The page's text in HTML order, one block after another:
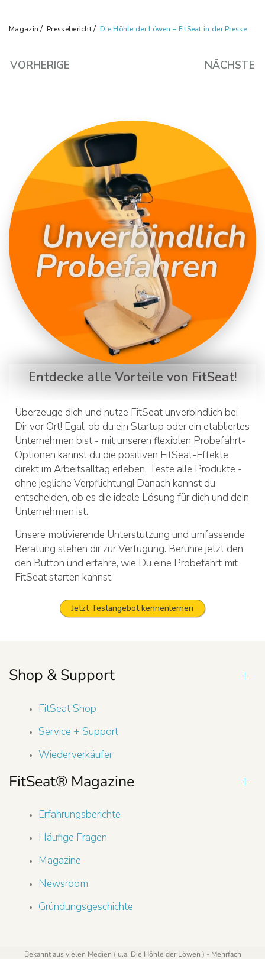
Magazin Pressebericht Die Höhle der Löwen – FitSeat in der Presse
VORHERIGE NÄCHSTE
Entdecke alle Vorteile von FitSeat!
Überzeuge dich und nutze FitSeat unverbindlich bei
Dir vor Ort! Egal, ob du ein Startup oder ein etabliertes
Unternehmen bist - mit unseren flexiblen Probefahrt-
Optionen kannst du die positiven FitSeat-Effekte
direkt im Arbeitsalltag erleben. Teste alle Produkte -
ohne jegliche Verpflichtung! Danach kannst du
entscheiden, ob es die ideale Lösung für dich und dein
Unternehmen ist.
Unsere motivierende Unterstützung und umfassende
Beratung stehen dir zur Verfügung. Berühre jetzt den
den Button und erfahre, wie Du eine Probefahrt mit
FitSeat starten kannst.
Jetzt Testangebot kennenlernen
Shop & Support
FitSeat Shop
Service + Support
Wiederverkäufer
FitSeat® Magazine
Erfahrungsberichte
Häufige Fragen
Magazine
Newsroom
Gründungsgeschichte
Bekannt aus vielen Medien ( u.a. Die Höhle der Löwen ) - Mehrfach